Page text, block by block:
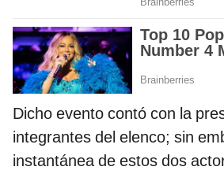
Dicho evento contó con la
integrantes del elenco; sin
instantánea de estos dos